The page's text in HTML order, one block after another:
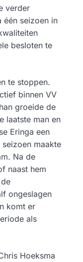
verder
één seizoen in
besloten te
te stoppen.
binnen VV
groeide de
laatste man en
Eringa een
maakte
Na de
naast hem
ongeslagen
komt er
als
Hoeksma